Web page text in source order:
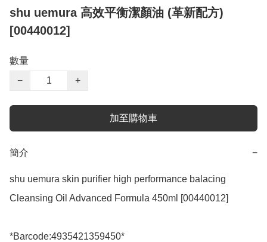
shu uemura 高效平衡潔顏油 (革新配方)
[00440012]
數量
−
+
加至購物車
簡介 −
shu uemura skin purifier high performance balacing
Cleansing Oil Advanced Formula 450ml [00440012]
*Barcode:4935421359450*